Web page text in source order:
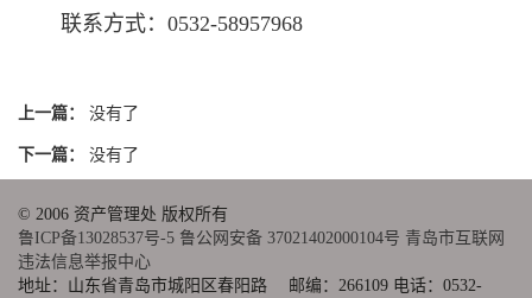
联系方式：0532-58957968
上一篇： 没有了
下一篇： 没有了
© 2006 资产管理处 版权所有
鲁ICP备13028537号-5 鲁公网安备 37021402000104号 青岛市互联网
违法信息举报中心
地址：山东省青岛市城阳区春阳路 邮编：266109 电话：0532-